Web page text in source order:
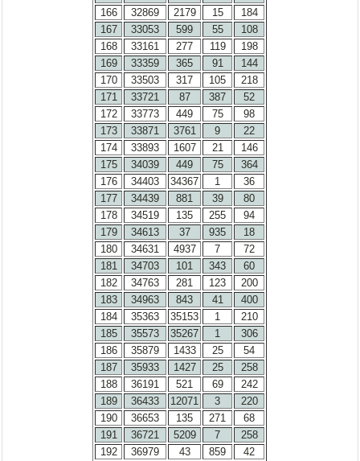
166
32869 2179 15
184
167
33053 599 55
108
168
33161 277 119
198
169
33359 365 91
144
170
33503 317 105
218
171
33721 87 387
52
172
33773 449 75
98
173
33871 3761 9
22
174
33893 1607 21
146
175
34039 449 75
364
176
34403 34367 1
36
177
34439 881 39
80
178
34519 135 255
94
179
34613 37 935
18
180
34631 4937 7
72
181
34703 101 343
60
182
34763 281 123
200
183
34963 843 41
400
184
35363 35153 1
210
185
35573 35267 1
306
186
35879 1433 25
54
187
35933 1427 25
258
188
36191 521 69
242
189
36433 12071 3
220
190
36653 135 271
68
191
36721 5209 7
258
192
36979 43 859
42